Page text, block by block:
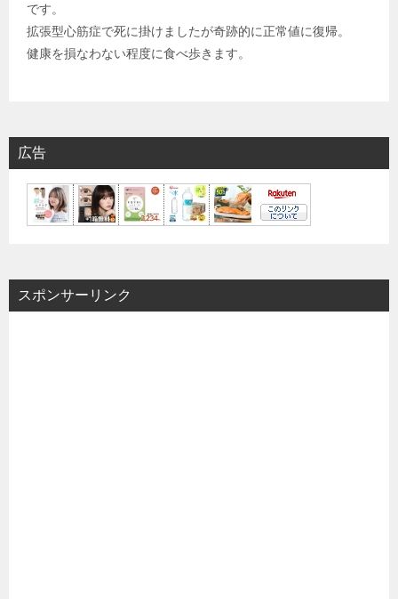
です。
拡張型心筋症で死に掛けましたが奇跡的に正常値に復帰。
健康を損なわない程度に食べ歩きます。
広告
スポンサーリンク